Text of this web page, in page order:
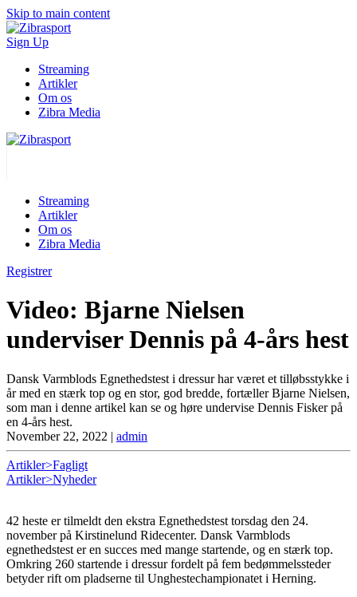
Skip to main content
Sign Up
Streaming
Artikler
Om os
Zibra Media
Streaming
Artikler
Om os
Zibra Media
Registrer
Video: Bjarne Nielsen
underviser Dennis på 4-års hest
Dansk Varmblods Egnethedstest i dressur har været et tilløbsstykke i
år med en stærk top og en stor, god bredde, fortæller Bjarne Nielsen,
som man i denne artikel kan se og høre undervise Dennis Fisker på
en 4-års hest.
November 22, 2022 | admin
Artikler>Fagligt
Artikler>Nyheder
42 heste er tilmeldt den ekstra Egnethedstest torsdag den 24.
november på Kirstinelund Ridecenter. Dansk Varmblods
egnethedstest er en succes med mange startende, og en stærk top.
Omkring 260 startende i dressur fordelt på fem bedømmelssteder
betyder rift om pladserne til Unghestechampionatet i Herning.